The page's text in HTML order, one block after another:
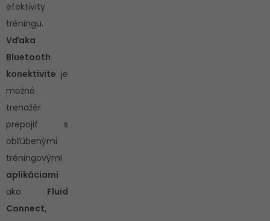
efektivity
tréningu.
Vďaka
Bluetooth
konektivite je
možné
trenažér
prepojiť s
obľúbenými
tréningovými
aplikáciami
ako Fluid
Connect,